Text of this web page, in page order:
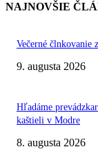
NAJNOVŠIE
Večerné člnkovanie
9. augusta 2026
Hľadáme
kaštieli v Modre
8. augusta 2026